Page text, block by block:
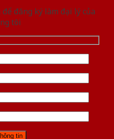
đăng ký làm đại lý của
tôi